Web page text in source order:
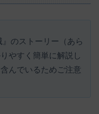
のストーリー（あら
やすく簡単に解説し
んでいるためご注意